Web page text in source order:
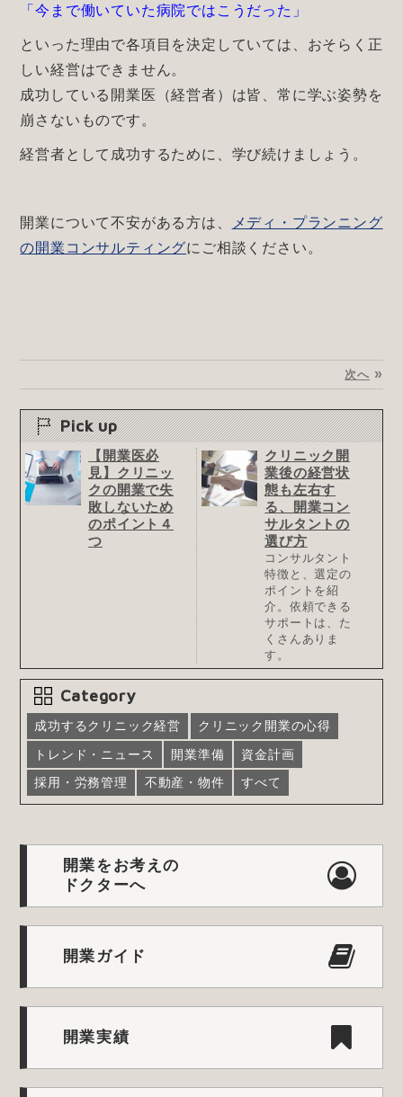
「今まで働いていた病院ではこうだった」
といった理由で各項目を決定していては、おそらく正
しい経営はできません。
成功している開業医（経営者）は皆、常に学ぶ姿勢を
崩さないものです。
経営者として成功するために、学び続けましょう。
開業について不安がある方は、
メディ・プランニング
の開業コンサルティングにご相談ください。
次へ »
Pick up
【開業医必
見】クリニッ
クの開業で失
敗しないため
のポイント４
つ
クリニック開
業後の経営状
態も左右す
る、開業コン
サルタントの
選び方
コンサルタント
特徴と、選定の
ポイントを紹
介。依頼できる
サポートは、た
くさんありま
す。
Category
成功するクリニック経営
クリニック開業の心得
トレンド・ニュース
開業準備
資金計画
採用・労務管理
不動産・物件 すべて
開業をお考えの
ドクターへ
開業ガイド
開業実績